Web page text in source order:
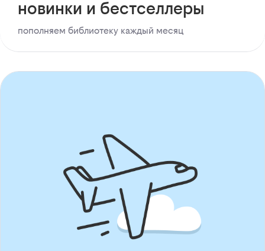
новинки и бестселлеры
пополняем библиотеку каждый месяц